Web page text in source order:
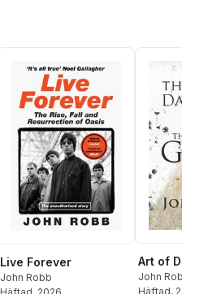
Live Forever
John Robb
Art of
John Robb
Häftad, 2023